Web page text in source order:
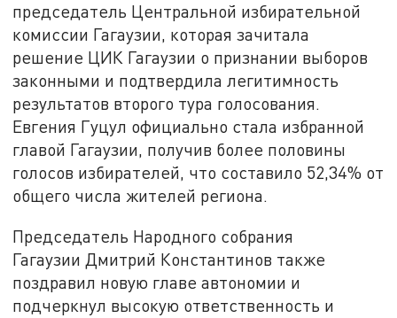
председатель Центральной избирательной
комиссии Гагаузии, которая зачитала
решение ЦИК Гагаузии о признании выборов
законными и подтвердила легитимность
результатов второго тура голосования.
Евгения Гуцул официально стала избранной
главой Гагаузии, получив более половины
голосов избирателей, что составило 52,34% от
общего числа жителей региона.
Председатель Народного собрания
Гагаузии Дмитрий Константинов также
поздравил новую главе автономии и
подчеркнул высокую ответственность и